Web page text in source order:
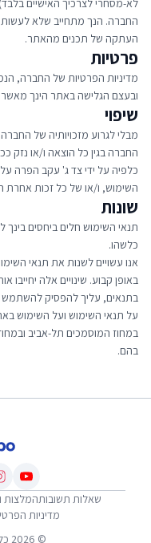
לא-מסחרי לצרכיך האישיים
החברה. הנך מתחייב שלא לעשות
העתקה של תכנים מהאתר.
פרטיות
מדיניות הפרטיות של החברה,
ובעצם הגלישה באתר הינך
שיפוי
מבלי לגרוע מזכויותיה של
החברה בגין כל הוצאה ו/או נזק
כלפיה על ידי צד ג' עקב הפרה
השימוש, ו/או של כל זכות אחרת
שונות
תנאי השימוש חלים ביחסים בינך
כלשהו.
אנו עשויים לשנות את תנאי
באופן קבוע. שינויים אלה יחייבו
בתנאים, עליך להפסיק
על תנאי השימוש ועל השימוש
במחוז המוסמכים תל-אביב
בהם.
שאלות תשובותהמלצות
מדיניות
©
2026